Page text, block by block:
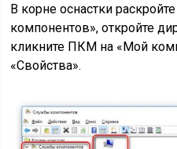
В корне оснастки
компонентов», откройте
кликните ПКМ на «Мой
«Свойства».